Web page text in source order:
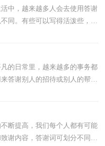
中，越来越多人会去使用答谢
同。有些可以写得活泼些，有
词犯愁了吧！以下...
的日常里，越来越多的事务都
答谢别人的招待或别人的帮
面是小编帮大家...
断提高，我们每个人都有可能
谢内容，答谢词可划分不同的